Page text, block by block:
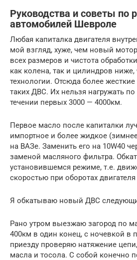
Руководства и советы по
автомобилей Шевроле
Любая капиталка двигателя
мой взгляд, хуже, чем новый
всех размеров и чистота
как колена, так и цилиндров
технологии. Отсюда более
таких ДВС. Их нельзя нагружать
течении первых 3000 — 4000км.
Первое масло после капиталки
импортное и более жидкое
на ВАЗе. Заменить его на 10W40
заменой масляного фильтра.
установившемся режиме, т.е.
скоростью при оборотах
Я обкатываю новый ДВС
Рано утром выезжаю загород по
400км в один конец, с ночевкой в
приезду проверяю натяжение
масла и тосола. С собой конечно